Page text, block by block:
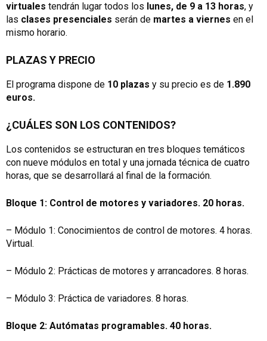
virtuales tendrán lugar todos los lunes, de 9 a 13 horas, y
las clases presenciales serán de martes a viernes en el
mismo horario.
PLAZAS Y PRECIO
El programa dispone de 10 plazas y su precio es de 1.890
euros.
¿CUÁLES SON LOS CONTENIDOS?
Los contenidos se estructuran en tres bloques temáticos
con nueve módulos en total y una jornada técnica de cuatro
horas, que se desarrollará al final de la formación.
Bloque 1: Control de motores y variadores. 20 horas.
– Módulo 1: Conocimientos de control de motores. 4 horas.
Virtual.
– Módulo 2: Prácticas de motores y arrancadores. 8 horas.
– Módulo 3: Práctica de variadores. 8 horas.
Bloque 2: Autómatas programables. 40 horas.